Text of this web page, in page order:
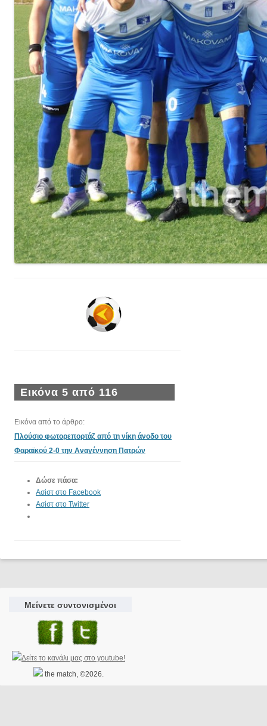
Εικόνα 5 από 116
Εικόνα από το άρθρο:
Πλούσιο φωτορεπορτάζ από τη νίκη άνοδο του
Φαραϊκού 2-0 την Αναγέννηση Πατρών
Δώσε πάσα:
Ασίστ στο Facebook
Ασίστ στο Twitter
Μείνετε συντονισμένοι
the match, ©2026.